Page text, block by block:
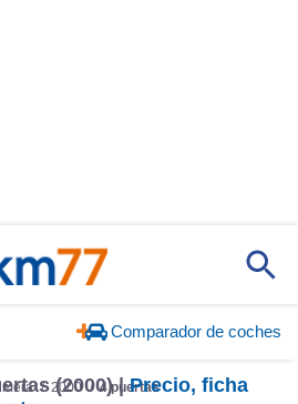
Comparador de coches
2000 4 puertas
(2000) |Precio, ficha